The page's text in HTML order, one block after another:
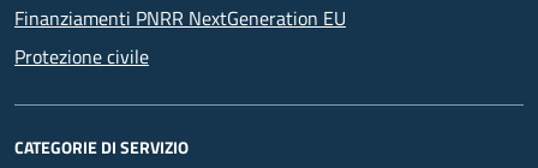
Finanziamenti PNRR NextGeneration EU
Protezione civile
CATEGORIE DI SERVIZIO